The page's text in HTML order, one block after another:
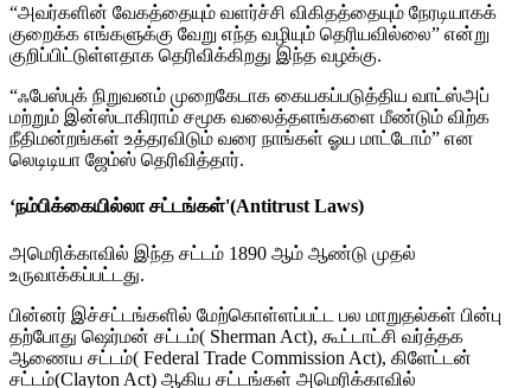
“அவர்களின் வேகத்தையும் வளர்ச்சி விகிதத்தையும் நேரடியாகக்
குறைக்க எங்களுக்கு வேறு எந்த வழியும் தெரியவில்லை” என்று
குறிப்பிட்டுள்ளதாக தெரிவிக்கிறது இந்த வழக்கு.
“ஃபேஸ்புக் நிறுவனம் முறைகேடாக கையகப்படுத்திய வாட்ஸ்அப்
மற்றும் இன்ஸ்டாகிராம் சமூக வலைத்தளங்களை மீண்டும் விற்க
நீதிமன்றங்கள் உத்தரவிடும் வரை நாங்கள் ஓய மாட்டோம்” என
லெடிடியா ஜேம்ஸ் தெரிவித்தார்.
‘நம்பிக்கையில்லா சட்டங்கள்'(Antitrust Laws)
அமெரிக்காவில் இந்த சட்டம் 1890 ஆம் ஆண்டு முதல்
உருவாக்கப்பட்டது.
பின்னர் இச்சட்டங்களில் மேற்கொள்ளப்பட்ட பல மாறுதல்கள் பின்பு
தற்போது ஷெர்மன் சட்டம்( Sherman Act), கூட்டாட்சி வர்த்தக
ஆணைய சட்டம்( Federal Trade Commission Act), கிளேட்டன்
சட்டம்(Clayton Act) ஆகிய சட்டங்கள் அமெரிக்காவில்